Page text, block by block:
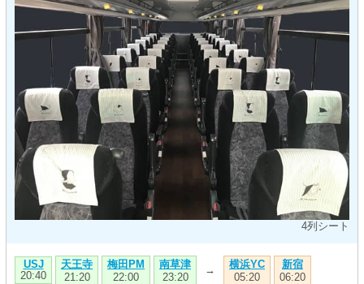
4列シート
USJ
20:40
天王寺
21:20
梅田PM
22:00
南草津
23:20
→
横浜YC
05:20
新宿
06:20